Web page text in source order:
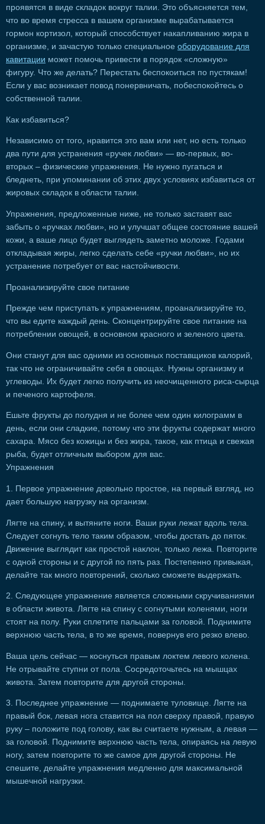
проявятся в виде складок вокруг талии. Это объясняется тем,
что во время стресса в вашем организме вырабатывается
гормон кортизол, который способствует накапливанию жира в
организме, и зачастую только специальное оборудование для
кавитации может помочь привести в порядок «сложную»
фигуру. Что же делать? Перестать беспокоиться по пустякам!
Если у вас возникает повод понервничать, побеспокойтесь о
собственной талии.
Как избавиться?
Независимо от того, нравится это вам или нет, но есть только
два пути для устранения «ручек любви» — во-первых, во-
вторых – физические упражнения. Не нужно пугаться и
бледнеть, при упоминании об этих двух условиях избавиться от
жировых складок в области талии.
Упражнения, предложенные ниже, не только заставят вас
забыть о «ручках любви», но и улучшат общее состояние вашей
кожи, а ваше лицо будет выглядеть заметно моложе. Годами
откладывая жиры, легко сделать себе «ручки любви», но их
устранение потребует от вас настойчивости.
Проанализируйте свое питание
Прежде чем приступать к упражнениям, проанализируйте то,
что вы едите каждый день. Сконцентрируйте свое питание на
потреблении овощей, в основном красного и зеленого цвета.
Они станут для вас одними из основных поставщиков калорий,
так что не ограничивайте себя в овощах. Нужны организму и
углеводы. Их будет легко получить из неочищенного риса-сырца
и печеного картофеля.
Ешьте фрукты до полудня и не более чем один килограмм в
день, если они сладкие, потому что эти фрукты содержат много
сахара. Мясо без кожицы и без жира, такое, как птица и свежая
рыба, будет отличным выбором для вас.
Упражнения
1. Первое упражнение довольно простое, на первый взгляд, но
дает большую нагрузку на организм.
Лягте на спину, и вытяните ноги. Ваши руки лежат вдоль тела.
Следует согнуть тело таким образом, чтобы достать до пяток.
Движение выглядит как простой наклон, только лежа. Повторите
с одной стороны и с другой по пять раз. Постепенно привыкая,
делайте так много повторений, сколько сможете выдержать.
2. Следующее упражнение является сложными скручиваниями
в области живота. Лягте на спину с согнутыми коленями, ноги
стоят на полу. Руки сплетите пальцами за головой. Поднимите
верхнюю часть тела, в то же время, повернув его резко влево.
Ваша цель сейчас — коснуться правым локтем левого колена.
Не отрывайте ступни от пола. Сосредоточьтесь на мышцах
живота. Затем повторите для другой стороны.
3. Последнее упражнение — поднимаете туловище. Лягте на
правый бок, левая нога ставится на пол сверху правой, правую
руку – положите под голову, как вы считаете нужным, а левая —
за головой. Поднимите верхнюю часть тела, опираясь на левую
ногу, затем повторите то же самое для другой стороны. Не
спешите, делайте упражнения медленно для максимальной
мышечной нагрузки.